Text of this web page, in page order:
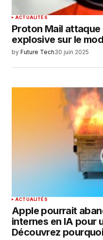
ACTUALITÉS
Proton Mail
explosive sur le
by Future Tech30 juin 2025
ACTUALITÉS
Apple pourrait
internes en IA pour
Découvrez